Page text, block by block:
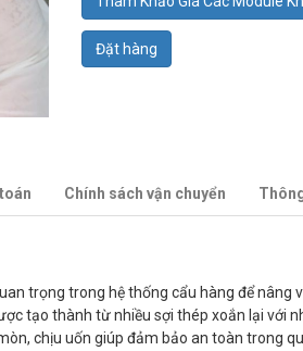
Đặt hàng
Chính sách vận chuyển
trọng trong hệ thống cẩu hàng để nâng
tạo thành từ nhiều sợi thép xoắn lại với
chịu uốn giúp đảm bảo an toàn trong